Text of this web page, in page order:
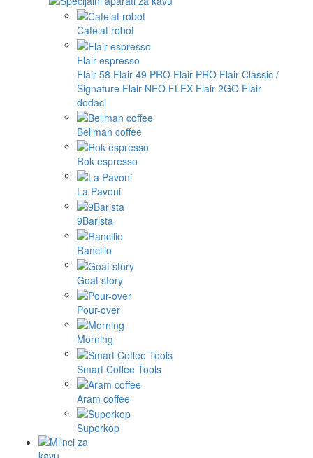
Cafelat robot
Flair espresso
Flair 58 Flair 49 PRO Flair PRO Flair Classic /
Signature Flair NEO FLEX Flair 2GO Flair
dodaci
Bellman coffee
Rok espresso
La Pavoni
9Barista
Rancilio
Goat story
Pour-over
Morning
Smart Coffee Tools
Aram coffee
Superkop